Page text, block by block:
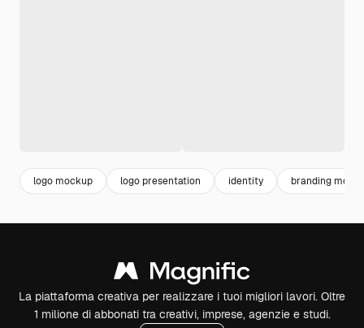
logo mockup logo presentation identity branding
La piattaforma creativa per realizzare i tuoi migliori lavori. Oltre
1 milione di abbonati tra creativi, imprese, agenzie e studi.